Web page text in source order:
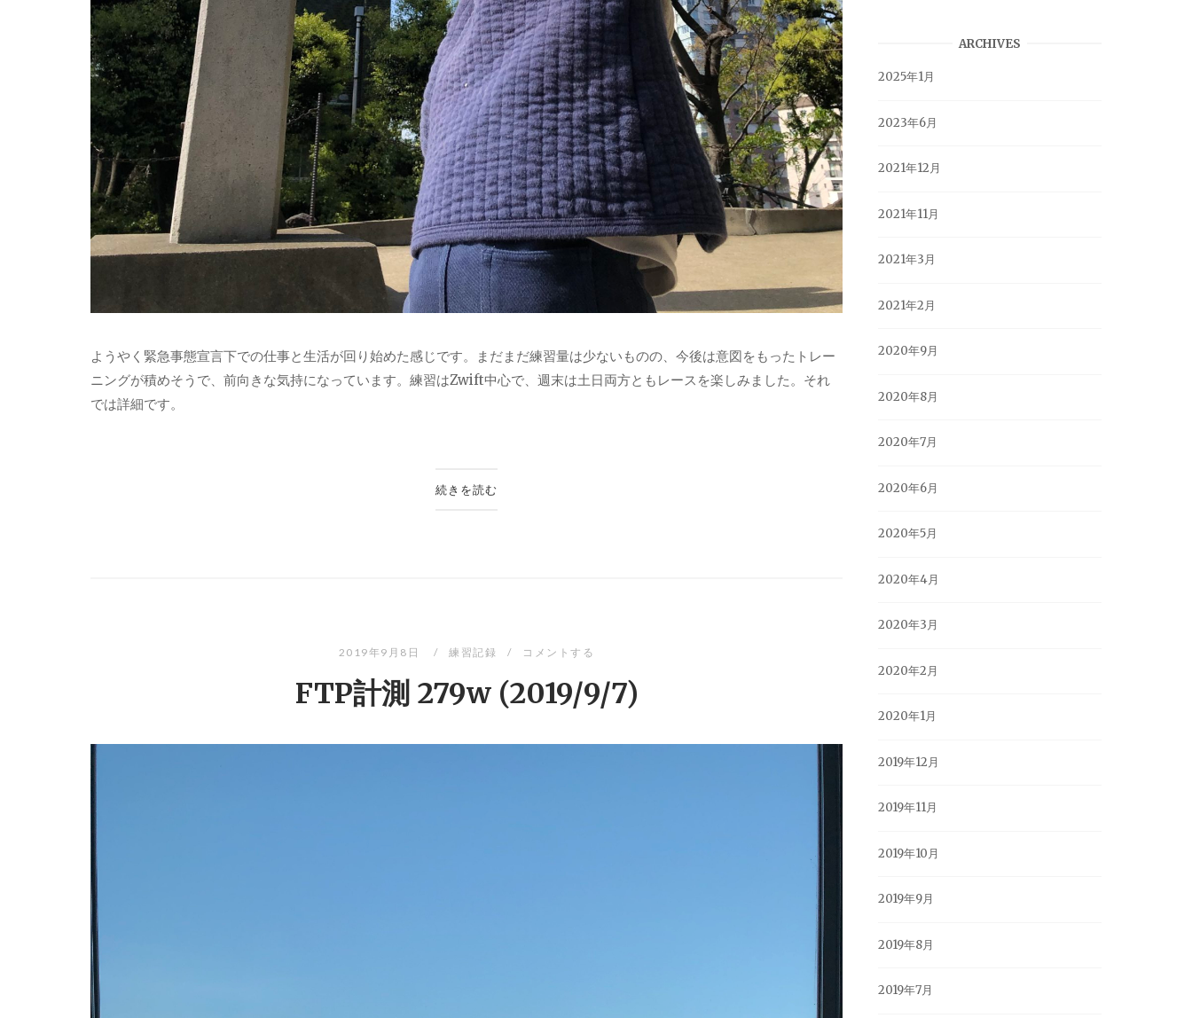
ようやく緊急事態宣言下での仕事と生活が回り始めた感じです。まだまだ練習量は少ないものの、今後は意図をもったトレー
ニングが積めそうで、前向きな気持になっています。練習はZwift中心で、週末は土日両方ともレースを楽しみました。それ
では詳細です。
続きを読む
2019年9月8日 練習記録 コメントする
FTP計測 279w (2019/9/7)
ARCHIVES
2025年1月
2023年6月
2021年12月
2021年11月
2021年3月
2021年2月
2020年9月
2020年8月
2020年7月
2020年6月
2020年5月
2020年4月
2020年3月
2020年2月
2020年1月
2019年12月
2019年11月
2019年10月
2019年9月
2019年8月
2019年7月